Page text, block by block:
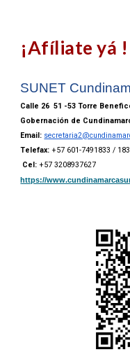
¡Afíliate yá !
SUNET
Calle 26 51 -53 Torre
Gobernación de
Email:
Telefax: +57 601-7491833 /
Cel: +57 3208937627
https://